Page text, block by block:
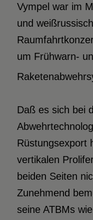
Vympel war im
und
um Frühwarn-
Daß es sich bei
Rüstungsexport
vertikalen
beiden Seiten
Zunehmend
seine ATBMs